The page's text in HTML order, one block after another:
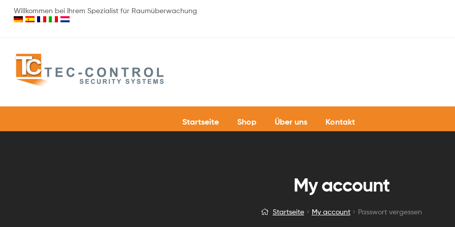
Willkommen bei Ihrem Spezialist für Raumüberwachung
Startseite Shop Über uns Kontakt
My account
Startseite My account Passwort vergessen